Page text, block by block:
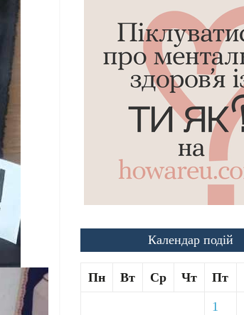
Календар подій
Пн Вт Ср Чт Пт
1